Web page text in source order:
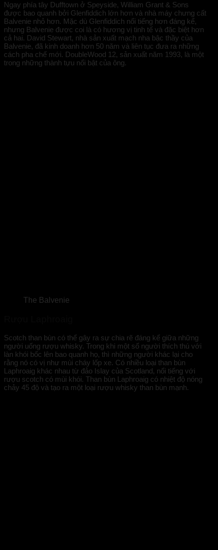
Ngay phía tây Dufftown ở Speyside, William Grant & Sons
được bao quanh bởi Glenfiddich lớn hơn và nhà máy chưng cất
Balvenie nhỏ hơn. Mặc dù Glenfiddich nổi tiếng hơn đáng kể,
nhưng Balvenie được coi là có hương vị tinh tế và đặc biệt hơn
cả hai. David Stewart, nhà sản xuất mạch nha bậc thầy của
Balvenie, đã kinh doanh hơn 50 năm và liên tục đưa ra những
cách pha chế mới. DoubleWood 12, sản xuất năm 1993, là một
trong những thành tựu nổi bật của ông.
The Balvenie
Scotch than bùn có thể gây ra sự chia rẽ đáng kể giữa những
người uống rượu whisky. Trong khi một số người thích thú với
làn khói bốc lên bao quanh họ, thì những người khác lại cho
rằng nó có vị như mùi cháy lốp xe. Có nhiều loại than bùn
Laphroaig khác nhau từ đảo Islay của Scotland, nổi tiếng với
rượu scotch có mùi khói. Than bùn Laphroaig có nhiệt độ nóng
chảy 45 độ và tạo ra một loại rượu whisky than bùn mạnh.